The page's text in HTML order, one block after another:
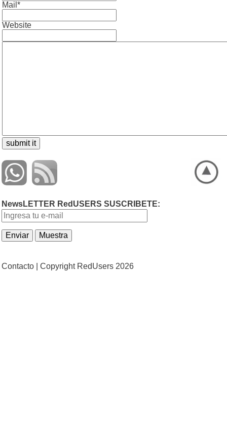
Mail*
Website
NewsLETTER RedUSERS SUSCRIBETE:
Contacto | Copyright RedUsers 2026